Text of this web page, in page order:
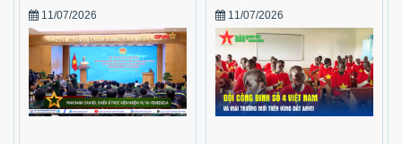
11/07/2026 11/07/2026